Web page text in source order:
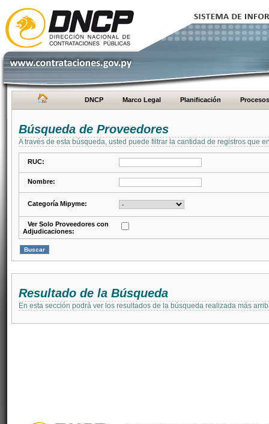
DNCP Marco Legal Planificación Procesos
Búsqueda de Proveedores
A través de esta búsqueda, usted puede filtrar la cantidad de registros que
RUC:
Nombre:
Categoría Mipyme:
Ver Solo Proveedores con
Adjudicaciones:
Resultado de la Búsqueda
En esta sección podrá ver los resultados de la búsqueda realizada más